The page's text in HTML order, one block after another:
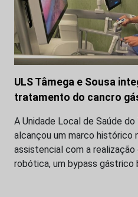
ULS Tâmega e Sousa
tratamento do cancro
A Unidade Local de Saúde
alcançou um marco histórico
assistencial com a realização
robótica, um bypass gástrico